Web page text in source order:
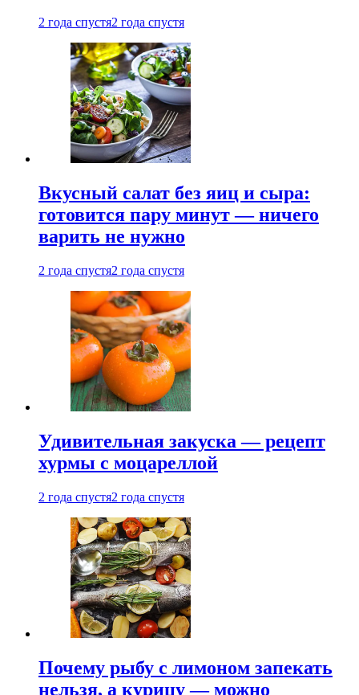
2 года спустя2 года спустя
Вкусный салат без яиц и сыра:
готовится пару минут — ничего
варить не нужно
2 года спустя2 года спустя
Удивительная закуска — рецепт
хурмы с моцареллой
2 года спустя2 года спустя
Почему рыбу с лимоном запекать
нельзя, а курицу — можно